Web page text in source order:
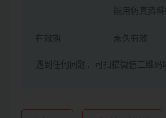
能用仿真资料
有效期 永久有效
遇到任何问题，可扫描微信二维码